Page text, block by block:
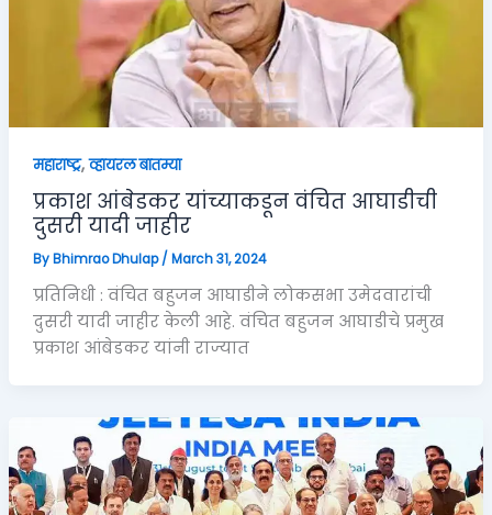
महाराष्ट्र,व्हायरल बातम्या
प्रकाश आंबेडकर यांच्याकडून वंचित आघाडीची
दुसरी यादी जाहीर
ByBhimrao Dhulap/ March 31, 2024
प्रतिनिधी : वंचित बहुजन आघाडीने लोकसभा उमेदवारांची
दुसरी यादी जाहीर केली आहे. वंचित बहुजन आघाडीचे प्रमुख
प्रकाश आंबेडकर यांनी राज्यात